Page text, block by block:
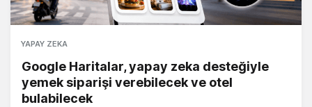
YAPAY ZEKA
Google Haritalar, yapay zeka desteğiyle
yemek siparişi verebilecek ve otel
bulabilecek